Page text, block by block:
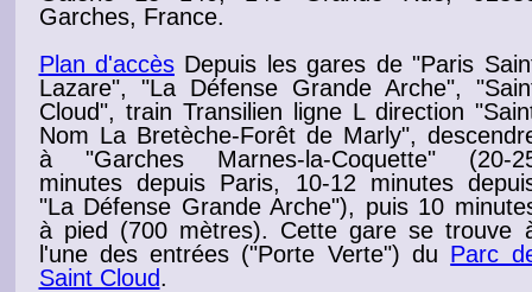
Garches, France.
Plan d'accèsDepuis les gares de "Paris
Lazare", "La Défense Grande Arche",
Cloud", train Transilien ligne L direction
Nom La Bretèche-Forêt de Marly",
à "Garches Marnes-la-Coquette" (20-
minutes depuis Paris, 10-12 minutes
"La Défense Grande Arche"), puis 10
à pied (700 mètres). Cette gare se trouve
l'une des entrées ("Porte Verte") du Parc
Saint Cloud.